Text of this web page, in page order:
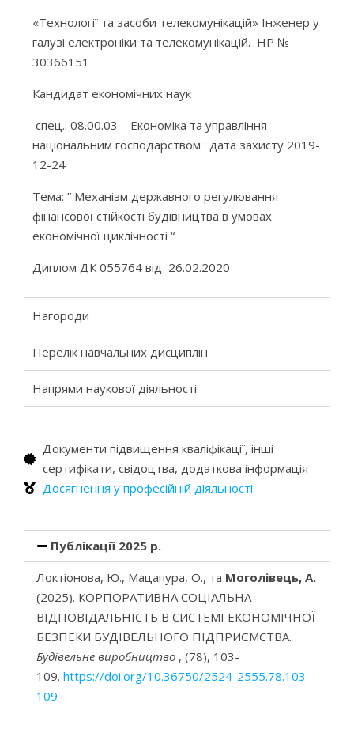
«Технології та засоби телекомунікацій» Інженер у
галузі електроніки та телекомунікацій. НР №
30366151
Кандидат економічних наук
спец.. 08.00.03 – Економіка та управління
національним господарством : дата захисту 2019-
12-24
Тема: ” Механізм державного регулювання
фінансової стійкості будівництва в умовах
економічної циклічності “
Диплом ДК 055764 від 26.02.2020
Нагороди
Перелік навчальних дисциплін
Напрями наукової діяльності
Документи підвищення кваліфікації, інші
сертифікати, свідоцтва, додаткова інформація
Досягнення у професійній діяльності
Публікації 2025 р.
Локтіонова, Ю., Мацапура, О., та Моголівець, А.
(2025). КОРПОРАТИВНА СОЦІАЛЬНА
ВІДПОВІДАЛЬНІСТЬ В СИСТЕМІ ЕКОНОМІЧНОЇ
БЕЗПЕКИ БУДІВЕЛЬНОГО ПІДПРИЄМСТВА.
Будівельне виробництво , (78), 103-
109. https://doi.org/10.36750/2524-2555.78.103-
109